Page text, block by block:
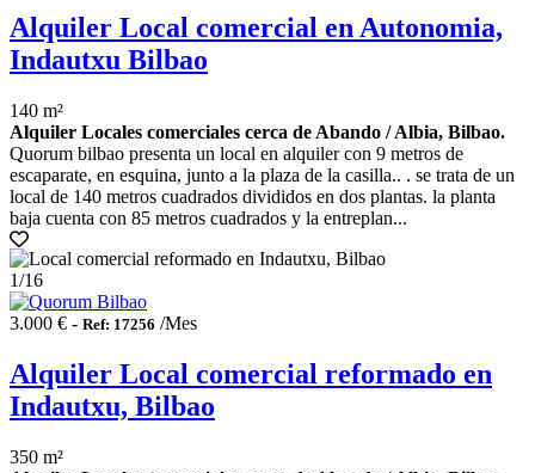
Alquiler Local comercial en Autonomia,
Indautxu Bilbao
140 m²
Alquiler Locales comerciales cerca de Abando / Albia, Bilbao.
Quorum bilbao presenta un local en alquiler con 9 metros de
escaparate, en esquina, junto a la plaza de la casilla.. . se trata de un
local de 140 metros cuadrados divididos en dos plantas. la planta
baja cuenta con 85 metros cuadrados y la entreplan...
1/16
3.000 € - Ref: 17256 /Mes
Alquiler Local comercial reformado en
Indautxu, Bilbao
350 m²